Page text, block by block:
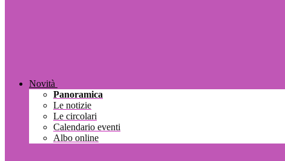
Novità
Panoramica
Le notizie
Le circolari
Calendario eventi
Albo online